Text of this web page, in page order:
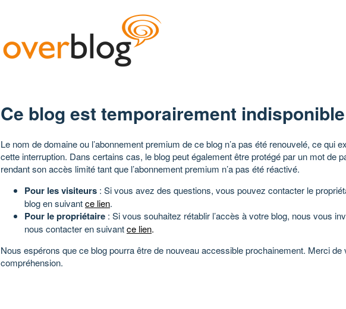
Ce blog est temporairement indisponible
Le nom de domaine ou l’abonnement premium de ce blog n’a pas été renouvelé, ce qui
cette interruption. Dans certains cas, le blog peut également être protégé par un mot de
rendant son accès limité tant que l’abonnement premium n’a pas été réactivé.
Pour les visiteurs : Si vous avez des questions, vous pouvez contacter le
blog en suivantce lien.
Pour le propriétaire : Si vous souhaitez rétablir l’accès à votre blog, nous vous
nous contacter en suivantce lien.
Nous espérons que ce blog pourra être de nouveau accessible prochainement. Merci de
compréhension.